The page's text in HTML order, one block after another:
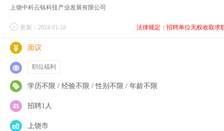
上饶中科云铄科技产业发展有限公司
更新：2024-01-18 法律规定：招聘单位无权收取求
面议
职位福利
学历不限 / 经验不限 / 性别不限 / 年龄不限
招聘1人
上饶市